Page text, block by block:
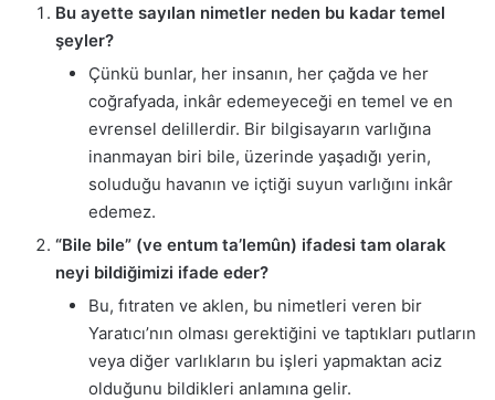
Bu ayette sayılan nimetler neden bu kadar temel
şeyler?
Çünkü bunlar, her insanın, her çağda ve her
coğrafyada, inkâr edemeyeceği en temel ve en
evrensel delillerdir. Bir bilgisayarın varlığına
inanmayan biri bile, üzerinde yaşadığı yerin,
soluduğu havanın ve içtiği suyun varlığını inkâr
edemez.
“Bile bile” (ve entum ta’lemûn) ifadesi tam olarak
neyi bildiğimizi ifade eder?
Bu, fıtraten ve aklen, bu nimetleri veren bir
Yaratıcı’nın olması gerektiğini ve taptıkları putların
veya diğer varlıkların bu işleri yapmaktan aciz
olduğunu bildikleri anlamına gelir.